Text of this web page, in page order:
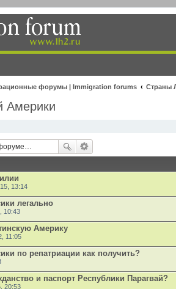
форумы | Immigration forums Страны
Америки
13:14
легально
10:43
Америку
11:05
по репатриации как получить?
и паспорт Республики Парагвай?
20:53